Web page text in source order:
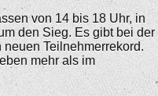
von 14 bis 18 Uhr, in
den Sieg. Es gibt bei der
Teilnehmerrekord.
mehr als im